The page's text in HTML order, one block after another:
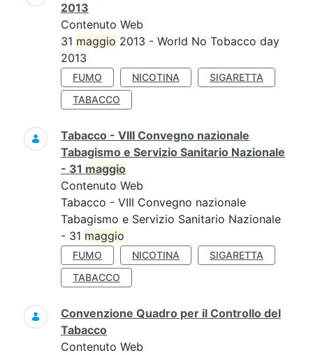
2013
Contenuto Web
31 maggio 2013 - World No Tobacco day
2013
FUMO NICOTINA
SIGARETTA
TABACCO
Tabacco - VIII Convegno nazionale
Tabagismo e Servizio Sanitario Nazionale
- 31 maggio
Contenuto Web
Tabacco - VIII Convegno nazionale
Tabagismo e Servizio Sanitario Nazionale
- 31 maggio
FUMO NICOTINA
SIGARETTA
TABACCO
Convenzione Quadro per il Controllo del
Tabacco
Contenuto Web